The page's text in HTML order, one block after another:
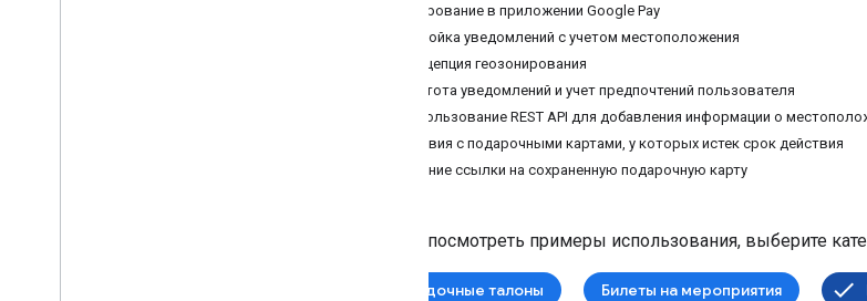
Сканирование в приложении Google Pay
Настройка уведомлений с учетом местоположения
Концепция геозонирования
Частота уведомлений и учет предпочтений пользователя
Использование REST API для добавления информации о
Действия с подарочными картами, у которых истек срок действия
Создание ссылки на сохраненную подарочную карту
Чтобы посмотреть примеры использования, выберите
Посадочные талоны Билеты на мероприятия